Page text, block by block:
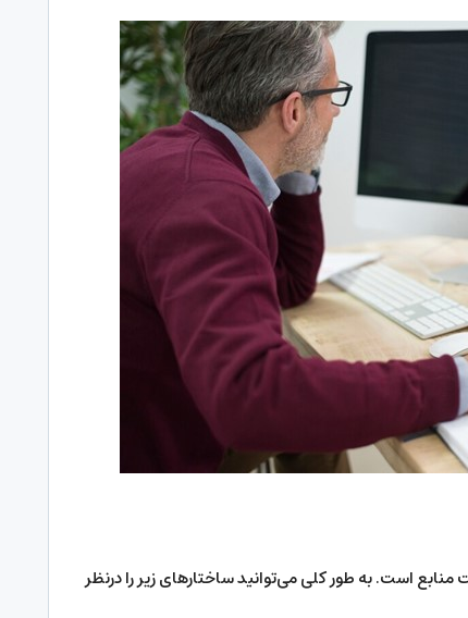
است. به طور کلی می‌توانید ساختار‌های زیر را درنظر